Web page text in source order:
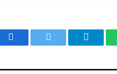
FacebookTwitter